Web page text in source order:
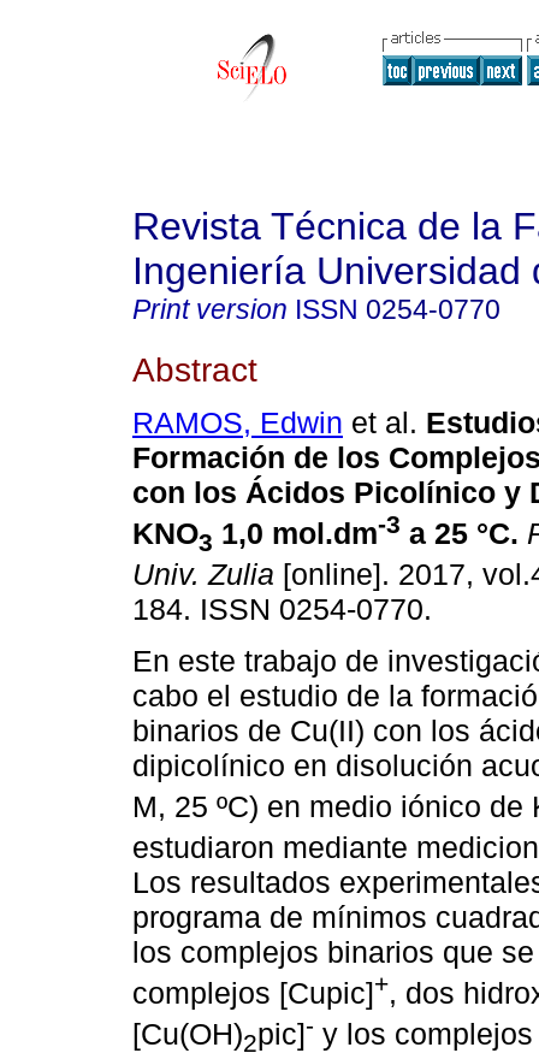
Revista Técnica de la
Ingeniería Universidad
Print version ISSN 0254-0770
Abstract
RAMOS, Edwin et al.
Formación de los
con los Ácidos Picolínico y
KNO3 1,0 mol.dm-3 a 25 °C.
Univ. Zulia [online]. 2017,
184. ISSN 0254-0770.
En este trabajo de
cabo el estudio de la
binarios de Cu(II) con los
dipicolínico en disolución
M, 25 ºC) en medio iónico de
estudiaron mediante
Los resultados
programa de mínimos
los complejos binarios que
complejos [Cupic]+, dos
[Cu(OH)2pic]- y los